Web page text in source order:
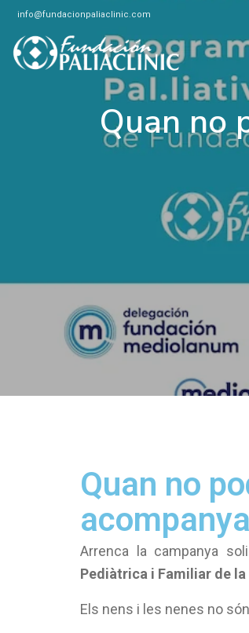
info@fundacionpaliaclinic.com
Quan no
Quan no
Quan no
Arrenca la campanya
Pediàtrica i Familiar de
Els nens i les nenes no